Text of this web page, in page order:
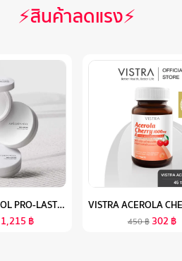
⚡สินค้าลดแรง⚡
JUNGSAEMMOOL PRO-LASTING FINISH POWDER PACT 7.5G จองแซมมุล โปร ลาสติ้ง ฟินิช พาวเดอร์ แพค แป้งเบลอรูขุมขนขั้นสุด
1,215 ฿ 450฿ 302฿